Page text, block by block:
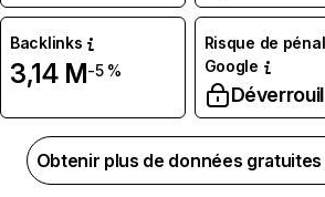
Backlinks
3,14 M-5 %
Risque de
Google
Obtenir plus de données